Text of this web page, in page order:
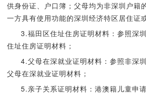
供身份证、户口簿；父母均为非深圳户籍
一方具有使用功能的深圳经济特区居住证
3.福田区住址住房证明材料：参照深
住址住房证明材料；
4.父母在深就业证明材料：参照非深
父母在深就业证明材料；
5.亲子关系证明材料：港澳籍儿童申